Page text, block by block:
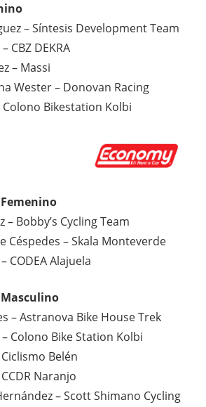
– Síntesis Development Team
CBZ DEKRA
– Massi
Wester – Donovan Racing
Colono Bikestation Kolbi
– Bobby’s Cycling Team
Céspedes – Skala Monteverde
CODEA Alajuela
– Astranova Bike House Trek
Colono Bike Station Kolbi
Belén
Naranjo
– Scott Shimano Cycling